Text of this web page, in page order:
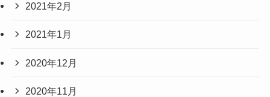
2021年2月
2021年1月
2020年12月
2020年11月